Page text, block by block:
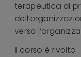
terapeutica di
verso
Il corso è rivolto